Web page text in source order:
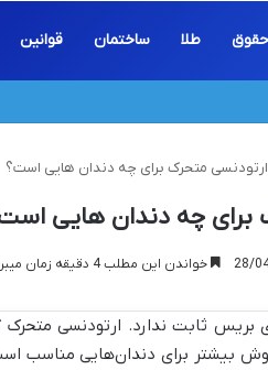
حقوق طلا ساختمان قوانین
ارتودنسی متحرک برای چه دندان هایی است؟
برای چه دندان هایی
خواندن این مطلب 4 دقیقه زمان میبرد
ثابت ندارد. ارتودنسی
بیشتر برای دندان‌هایی مناسب